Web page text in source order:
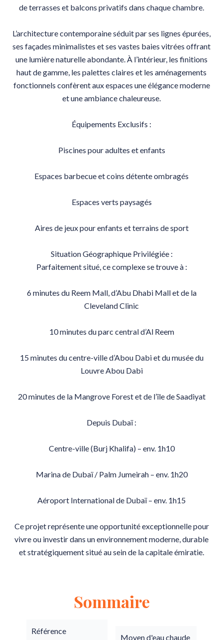
de terrasses et balcons privatifs dans chaque chambre.
L’architecture contemporaine séduit par ses lignes épurées,
ses façades minimalistes et ses vastes baies vitrées offrant
une lumière naturelle abondante. À l’intérieur, les finitions
haut de gamme, les palettes claires et les aménagements
fonctionnels confèrent aux espaces une élégance moderne
et une ambiance chaleureuse.
Équipements Exclusifs :
Piscines pour adultes et enfants
Espaces barbecue et coins détente ombragés
Espaces verts paysagés
Aires de jeux pour enfants et terrains de sport
Situation Géographique Privilégiée :
Parfaitement situé, ce complexe se trouve à :
6 minutes du Reem Mall, d’Abu Dhabi Mall et de la
Cleveland Clinic
10 minutes du parc central d’Al Reem
15 minutes du centre-ville d’Abou Dabi et du musée du
Louvre Abou Dabi
20 minutes de la Mangrove Forest et de l’île de Saadiyat
Depuis Dubaï :
Centre-ville (Burj Khalifa) – env. 1h10
Marina de Dubaï / Palm Jumeirah – env. 1h20
Aéroport International de Dubaï – env. 1h15
Ce projet représente une opportunité exceptionnelle pour
vivre ou investir dans un environnement moderne, durable
et stratégiquement situé au sein de la capitale émiratie.
Sommaire
Référence
Moyen d'eau chaude